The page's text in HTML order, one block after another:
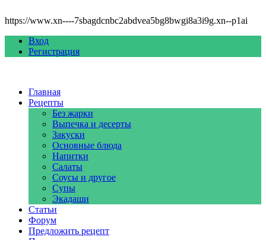
https://www.xn----7sbagdcnbc2abdvea5bg8bwgi8a3i9g.xn--p1ai
Вход
Регистрация
Главная
Рецепты
Без жарки
Выпечка и десерты
Закуски
Основные блюда
Напитки
Салаты
Соусы и другое
Супы
Экадаши
Статьи
Форум
Предложить рецепт